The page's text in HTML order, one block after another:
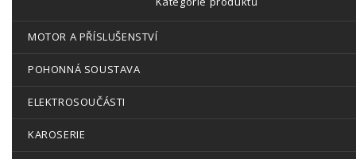
MOTOR A PŘÍSLUŠENSTVÍ
POHONNÁ SOUSTAVA
ELEKTROSOUČÁSTI
KAROSERIE